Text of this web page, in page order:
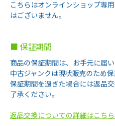
こちらはオンラインショップ専
はございません。
■ 保証期間
商品の保証期間は、お手元に届
中古ジャンクは現状販売のため保
保証期間を過ぎた場合には返品
了承ください。
返品交換についての詳細はこちら